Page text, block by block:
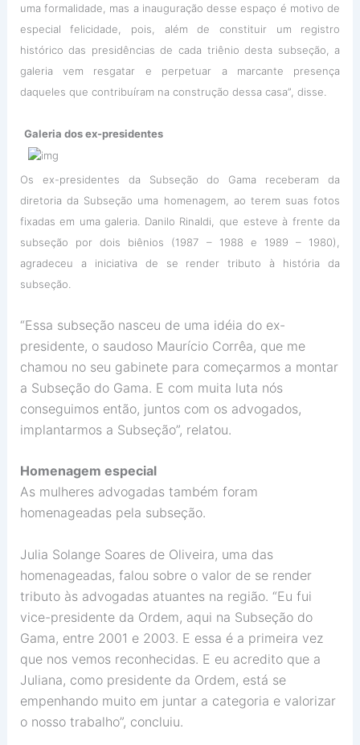
uma formalidade, mas a inauguração desse espaço é motivo de
especial felicidade, pois, além de constituir um registro
histórico das presidências de cada triênio desta subseção, a
galeria vem resgatar e perpetuar a marcante presença
daqueles que contribuíram na construção dessa casa”, disse.
Galeria dos ex-presidentes
Os ex-presidentes da Subseção do Gama receberam da
diretoria da Subseção uma homenagem, ao terem suas fotos
fixadas em uma galeria. Danilo Rinaldi, que esteve à frente da
subseção por dois biênios (1987 – 1988 e 1989 – 1980),
agradeceu a iniciativa de se render tributo à história da
subseção.
“Essa subseção nasceu de uma idéia do ex-
presidente, o saudoso Maurício Corrêa, que me
chamou no seu gabinete para começarmos a montar
a Subseção do Gama. E com muita luta nós
conseguimos então, juntos com os advogados,
implantarmos a Subseção”, relatou.
Homenagem especial
As mulheres advogadas também foram
homenageadas pela subseção.
Julia Solange Soares de Oliveira, uma das
homenageadas, falou sobre o valor de se render
tributo às advogadas atuantes na região. “Eu fui
vice-presidente da Ordem, aqui na Subseção do
Gama, entre 2001 e 2003. E essa é a primeira vez
que nos vemos reconhecidas. E eu acredito que a
Juliana, como presidente da Ordem, está se
empenhando muito em juntar a categoria e valorizar
o nosso trabalho”, concluiu.